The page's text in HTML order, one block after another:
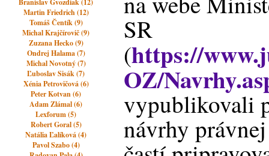
Branislav Gvozdiak (12)
Martin Friedrich (12)
Tomáš Čentík (9)
Michal Krajčírovič (9)
Zuzana Hecko (9)
Ondrej Halama (7)
Michal Novotný (7)
Ľuboslav Sisák (7)
Xénia Petrovičová (6)
Peter Kotvan (6)
Adam Zlámal (6)
Lexforum (5)
Robert Goral (5)
Natália Ľalíková (4)
Pavol Szabo (4)
SR
(https://
OZ/
vypublikovali
návrhy